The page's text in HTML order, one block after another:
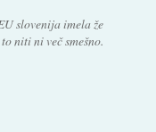
slovenija imela že
niti ni več smešno.